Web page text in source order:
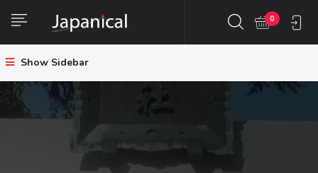
0
Show Sidebar